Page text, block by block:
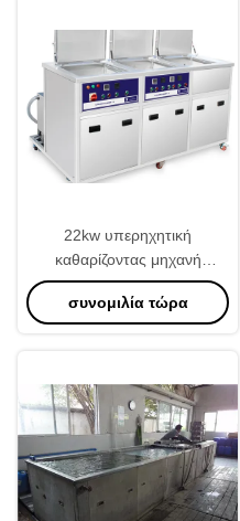
22kw υπερηχητική
καθαρίζοντας μηχανή
λουτρών αυλακώσεων,
υπερηχητικό σύντομο
συνομιλία τώρα